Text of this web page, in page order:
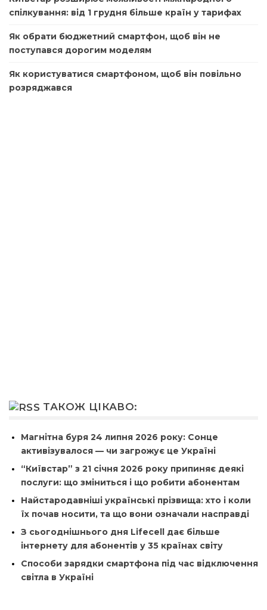
спілкування: від 1 грудня більше країн у тарифах
Як обрати бюджетний смартфон, щоб він не
поступався дорогим моделям
Як користуватися смартфоном, щоб він повільно
розряджався
ТАКОЖ ЦІКАВО:
Магнітна буря 24 липня 2026 року: Сонце
активізувалося — чи загрожує це Україні
“Київстар” з 21 січня 2026 року припиняє деякі
послуги: що зміниться і що робити абонентам
Найстародавніші українські прізвища: хто і коли
їх почав носити, та що вони означали насправді
З сьогоднішнього дня Lifecell дає більше
інтернету для абонентів у 35 країнах світу
Способи зарядки смартфона під час відключення
світла в Україні